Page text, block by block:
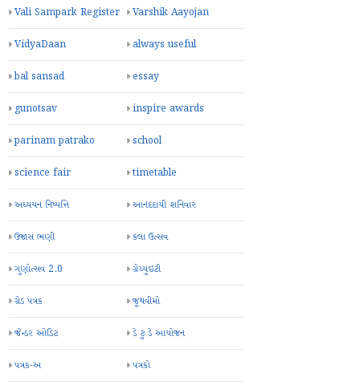
Vali Sampark Register Varshik Aayojan
VidyaDaan always useful
bal sansad essay
gunotsav inspire awards
parinam patrako school
science fair timetable
અધ્યયન નિષ્પત્તિ આનંદદાયી શનિવાર
ઉજાસ ભણી કલા ઉત્સવ
ગુણોત્સવ 2.0 ગ્રેચ્યુઇટી
ગ્રેડ પત્રક જૂથવીમો
જેન્ડર ઓડિટ ડે ટુ ડે આયોજન
પત્રક-અ પત્રકો